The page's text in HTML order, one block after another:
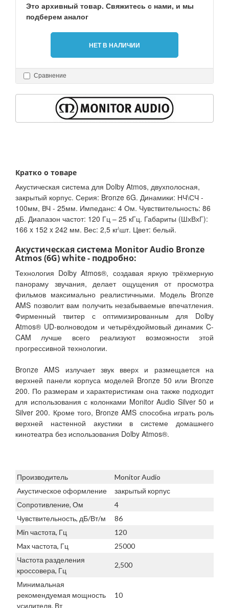
Это архивный товар. Свяжитесь с нами, и мы
подберем аналог
НЕТ В НАЛИЧИИ
Сравнение
Кратко о товаре
Акустическая система для Dolby Atmos, двухполосная,
закрытый корпус. Серия: Bronze 6G. Динамики: НЧ\СЧ -
100мм, ВЧ - 25мм. Импеданс: 4 Ом. Чувствительность: 86
дБ. Диапазон частот: 120 Гц – 25 кГц. Габариты (ШхВхГ):
166 x 152 x 242 мм. Вес: 2,5 кг\шт. Цвет: белый.
Акустическая система Monitor Audio Bronze
Atmos (6G) white - подробно:
Технология Dolby Atmos®, создавая яркую трёхмерную
панораму звучания, делает ощущения от просмотра
фильмов максимально реалистичными. Модель Bronze
AMS позволит вам получить незабываемые впечатления.
Фирменный твитер с оптимизированным для Dolby
Atmos® UD-волноводом и четырёхдюймовый динамик C-
CAM лучше всего реализуют возможности этой
прогрессивной технологии.
Bronze AMS излучает звук вверх и размещается на
верхней панели корпуса моделей Bronze 50 или Bronze
200. По размерам и характеристикам она также подходит
для использования с колонками Monitor Audio Silver 50 и
Silver 200. Кроме того, Bronze AMS способна играть роль
верхней настенной акустики в системе домашнего
кинотеатра без использования Dolby Atmos®.
Производитель
Monitor Audio
Акустическое оформление
закрытый корпус
Сопротивление, Ом
4
Чувствительность, дБ/Вт/м
86
Min частота, Гц
120
Max частота, Гц
25000
Частота разделения
кроссовера, Гц
2,500
Минимальная
рекомендуемая мощность
усилителя, Вт
10